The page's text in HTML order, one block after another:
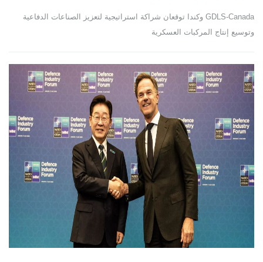
GDLS-Canada وكندا توقعان شراكة استراتيجية لتعزيز الصناعات الدفاعية
وتوسيع إنتاج المركبات العسكرية